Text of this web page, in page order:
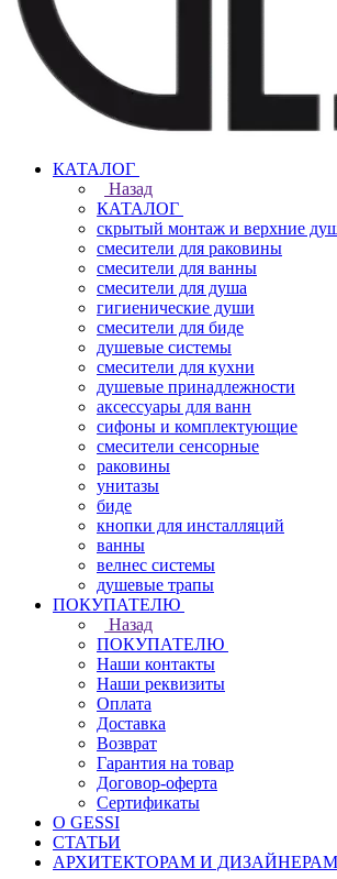
КАТАЛОГ
Назад
КАТАЛОГ
скрытый монтаж и верхние
смесители для раковины
смесители для ванны
смесители для душа
гигиенические души
смесители для биде
душевые системы
смесители для кухни
душевые принадлежности
аксессуары для ванн
сифоны и комплектующие
смесители сенсорные
раковины
унитазы
биде
кнопки для инсталляций
ванны
велнес системы
душевые трапы
ПОКУПАТЕЛЮ
Назад
ПОКУПАТЕЛЮ
Наши контакты
Наши реквизиты
Оплата
Доставка
Возврат
Гарантия на товар
Договор-оферта
Сертификаты
О GESSI
СТАТЬИ
АРХИТЕКТОРАМ И ДИЗАЙНЕРАМ